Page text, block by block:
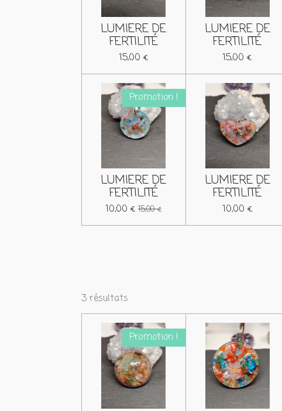
LUMIERE DE
FERTILITÉ
15,00 €
LUMIERE DE
FERTILITÉ
15,00 €
Promotion !
LUMIERE DE
FERTILITÉ
10,00 € 15,00 €
LUMIERE DE
FERTILITÉ
10,00 €
3 résultats
Promotion !